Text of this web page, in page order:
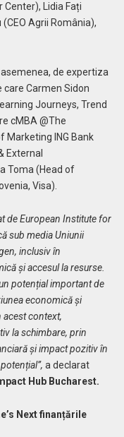
Center), Lidia Fați
Agrii România),
de expertiza
Carmen Sidon
Journeys, Trend
cMBA @The
Marketing ING Bank
External
Toma (Head of
Visa).
de European Institute for
sub media Uniunii
inclusiv în
și accesul la resurse.
potențial important de
economică și
context,
la schimbare, prin
și impact pozitiv în
a declarat
Hub Bucharest.
Next finanțările